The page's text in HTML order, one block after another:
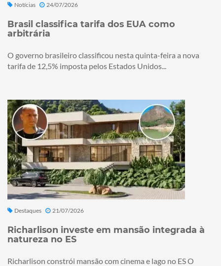
Notícias 24/07/2026
Brasil classifica tarifa dos EUA como
arbitrária
O governo brasileiro classificou nesta quinta-feira a nova
tarifa de 12,5% imposta pelos Estados Unidos...
Destaques 21/07/2026
Richarlison investe em mansão integrada à
natureza no ES
Richarlison constrói mansão com cinema e lago no ES O